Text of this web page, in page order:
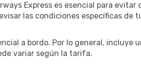
Express es esencial para
las condiciones específicas de
a bordo. Por lo general, incluye
variar según la tarifa.